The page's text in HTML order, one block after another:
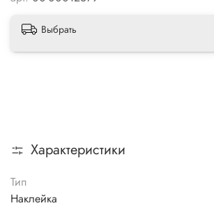
Выбрать
Характеристики
Тип
Наклейка